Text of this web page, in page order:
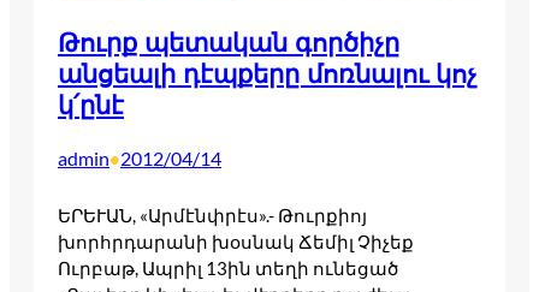
Թուրք պետական գործիչը
անցեալի դէպքերը մոռնալու կոչ
կ՛ընէ
admin•2012/04/14
ԵՐԵՒԱՆ, «Արմէնփրէս».- Թուրքիոյ
խորհրդարանի խօսնակ Ճեմիլ Չիչեք
Ուրբաթ, Ապրիլ 13ին տեղի ունեցած